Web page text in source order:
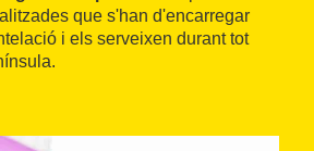
que s'han d'encarregar
i els serveixen durant tot